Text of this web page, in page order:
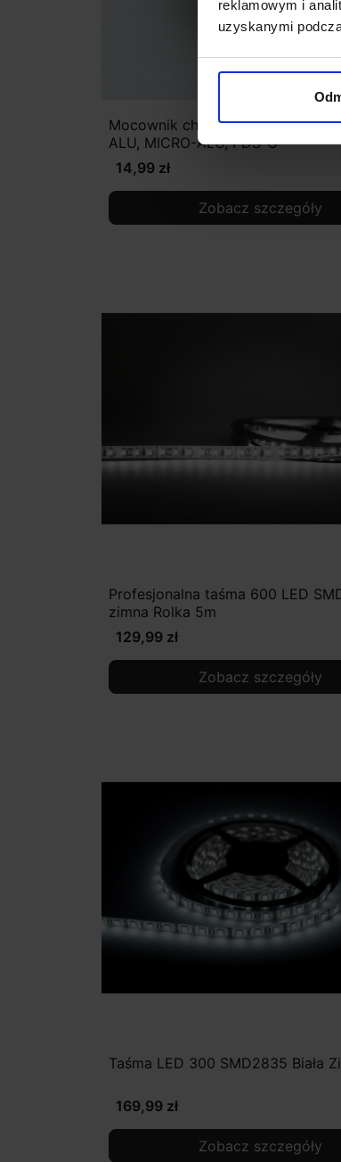
reklamowym i
uzyskanymi
Mocownik chrom mat dla profilu
ALU, MICRO-ALU, PDS-O
14,99 zł
Zobacz szczegóły
Profesjonalna taśma 600 LED
zimna Rolka 5m
129,99 zł
Zobacz szczegóły
Taśma LED 300 SMD2835 Biała
169,99 zł
Zobacz szczegóły